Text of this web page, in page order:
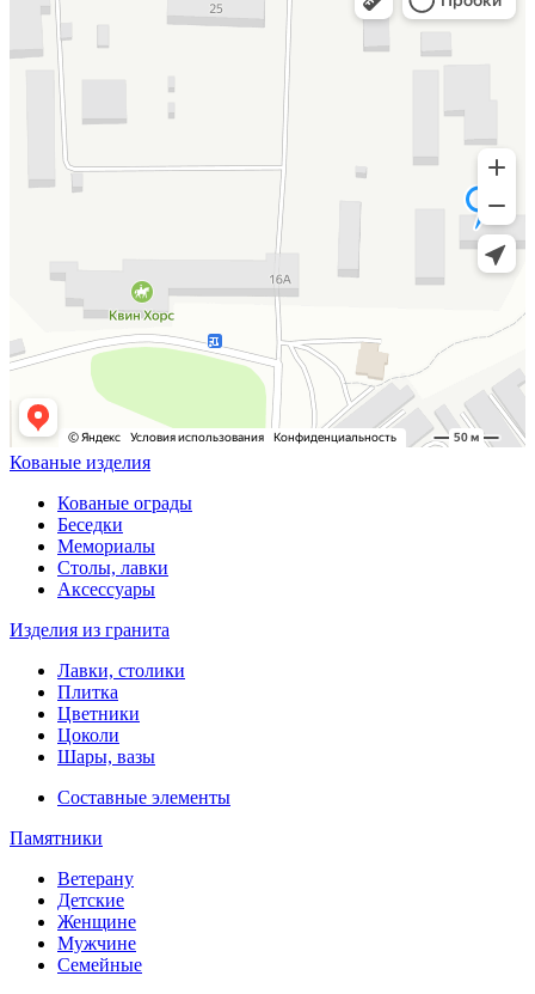
Кованые изделия
Кованые ограды
Беседки
Мемориалы
Столы, лавки
Аксессуары
Изделия из гранита
Лавки, столики
Плитка
Цветники
Цоколи
Шары, вазы
Составные элементы
Памятники
Ветерану
Детские
Женщине
Мужчине
Семейные